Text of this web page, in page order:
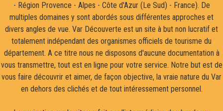
- Région Provence - Alpes - Côte d'Azur (Le Sud) - France). De
multiples domaines y sont abordés sous différentes approches et
divers angles de vue. Var Découverte est un site à but non lucratif et
totalement indépendant des organismes officiels de tourisme du
département. A ce titre nous ne disposons d'aucune documentation à
vous transmettre, tout est en ligne pour votre service. Notre but est de
vous faire découvrir et aimer, de façon objective, la vraie nature du Var
en dehors des clichés et de tout intéressement personnel.